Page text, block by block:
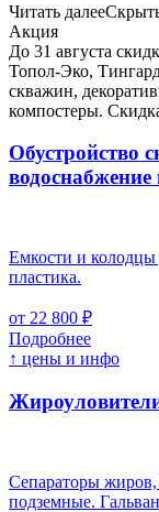
Читать далее
Акция
До 31 августа
Топол-Эко,
скважин,
компостеры.
Обустройство
Емкости и
пластика.
от 22 800 ₽
Подробнее
↑ цены и инфо
Сепараторы
подземные.